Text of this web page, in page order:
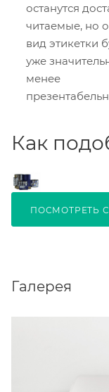
останутся
читаемые, но
вид этикетки
уже
менее
Как
ПОСМОТРЕТЬ
Галерея